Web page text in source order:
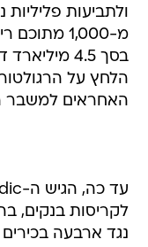
מ-1,000
בסך 4.5
הלחץ על
האחראים למשבר
נגד ארבעה